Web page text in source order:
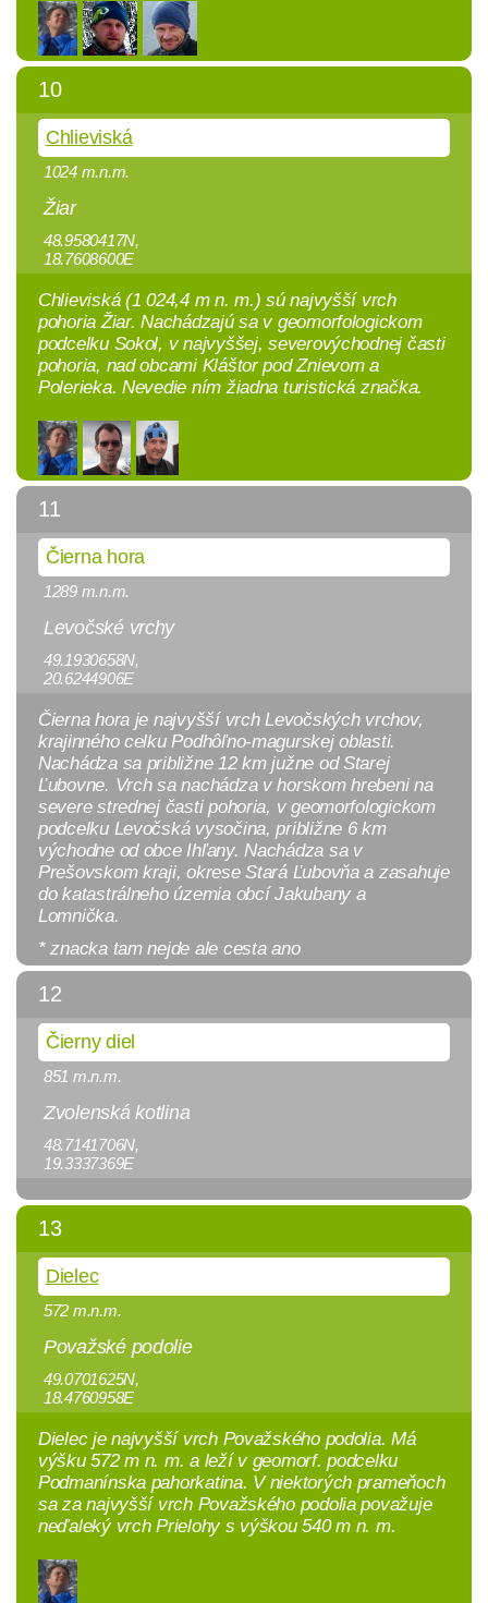
10
Chlieviská
1024 m.n.m.
Žiar
48.9580417N,
18.7608600E
Chlieviská (1 024,4 m n. m.) sú najvyšší vrch
pohoria Žiar. Nachádzajú sa v geomorfologickom
podcelku Sokol, v najvyššej, severovýchodnej časti
pohoria, nad obcami Kláštor pod Znievom a
Polerieka. Nevedie ním žiadna turistická značka.
11
Čierna hora
1289 m.n.m.
Levočské vrchy
49.1930658N,
20.6244906E
Čierna hora je najvyšší vrch Levočských vrchov,
krajinného celku Podhôľno-magurskej oblasti.
Nachádza sa približne 12 km južne od Starej
Ľubovne. Vrch sa nachádza v horskom hrebeni na
severe strednej časti pohoria, v geomorfologickom
podcelku Levočská vysočina, približne 6 km
východne od obce Ihľany. Nachádza sa v
Prešovskom kraji, okrese Stará Ľubovňa a zasahuje
do katastrálneho územia obcí Jakubany a
Lomnička.
* znacka tam nejde ale cesta ano
12
Čierny diel
851 m.n.m.
Zvolenská kotlina
48.7141706N,
19.3337369E
13
Dielec
572 m.n.m.
Považské podolie
49.0701625N,
18.4760958E
Dielec je najvyšší vrch Považského podolia. Má
výšku 572 m n. m. a leží v geomorf. podcelku
Podmanínska pahorkatina. V niektorých prameňoch
sa za najvyšší vrch Považského podolia považuje
neďaleký vrch Prielohy s výškou 540 m n. m.